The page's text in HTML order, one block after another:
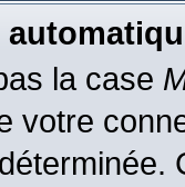
la case
votre